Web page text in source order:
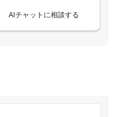
AIチャットに相談する